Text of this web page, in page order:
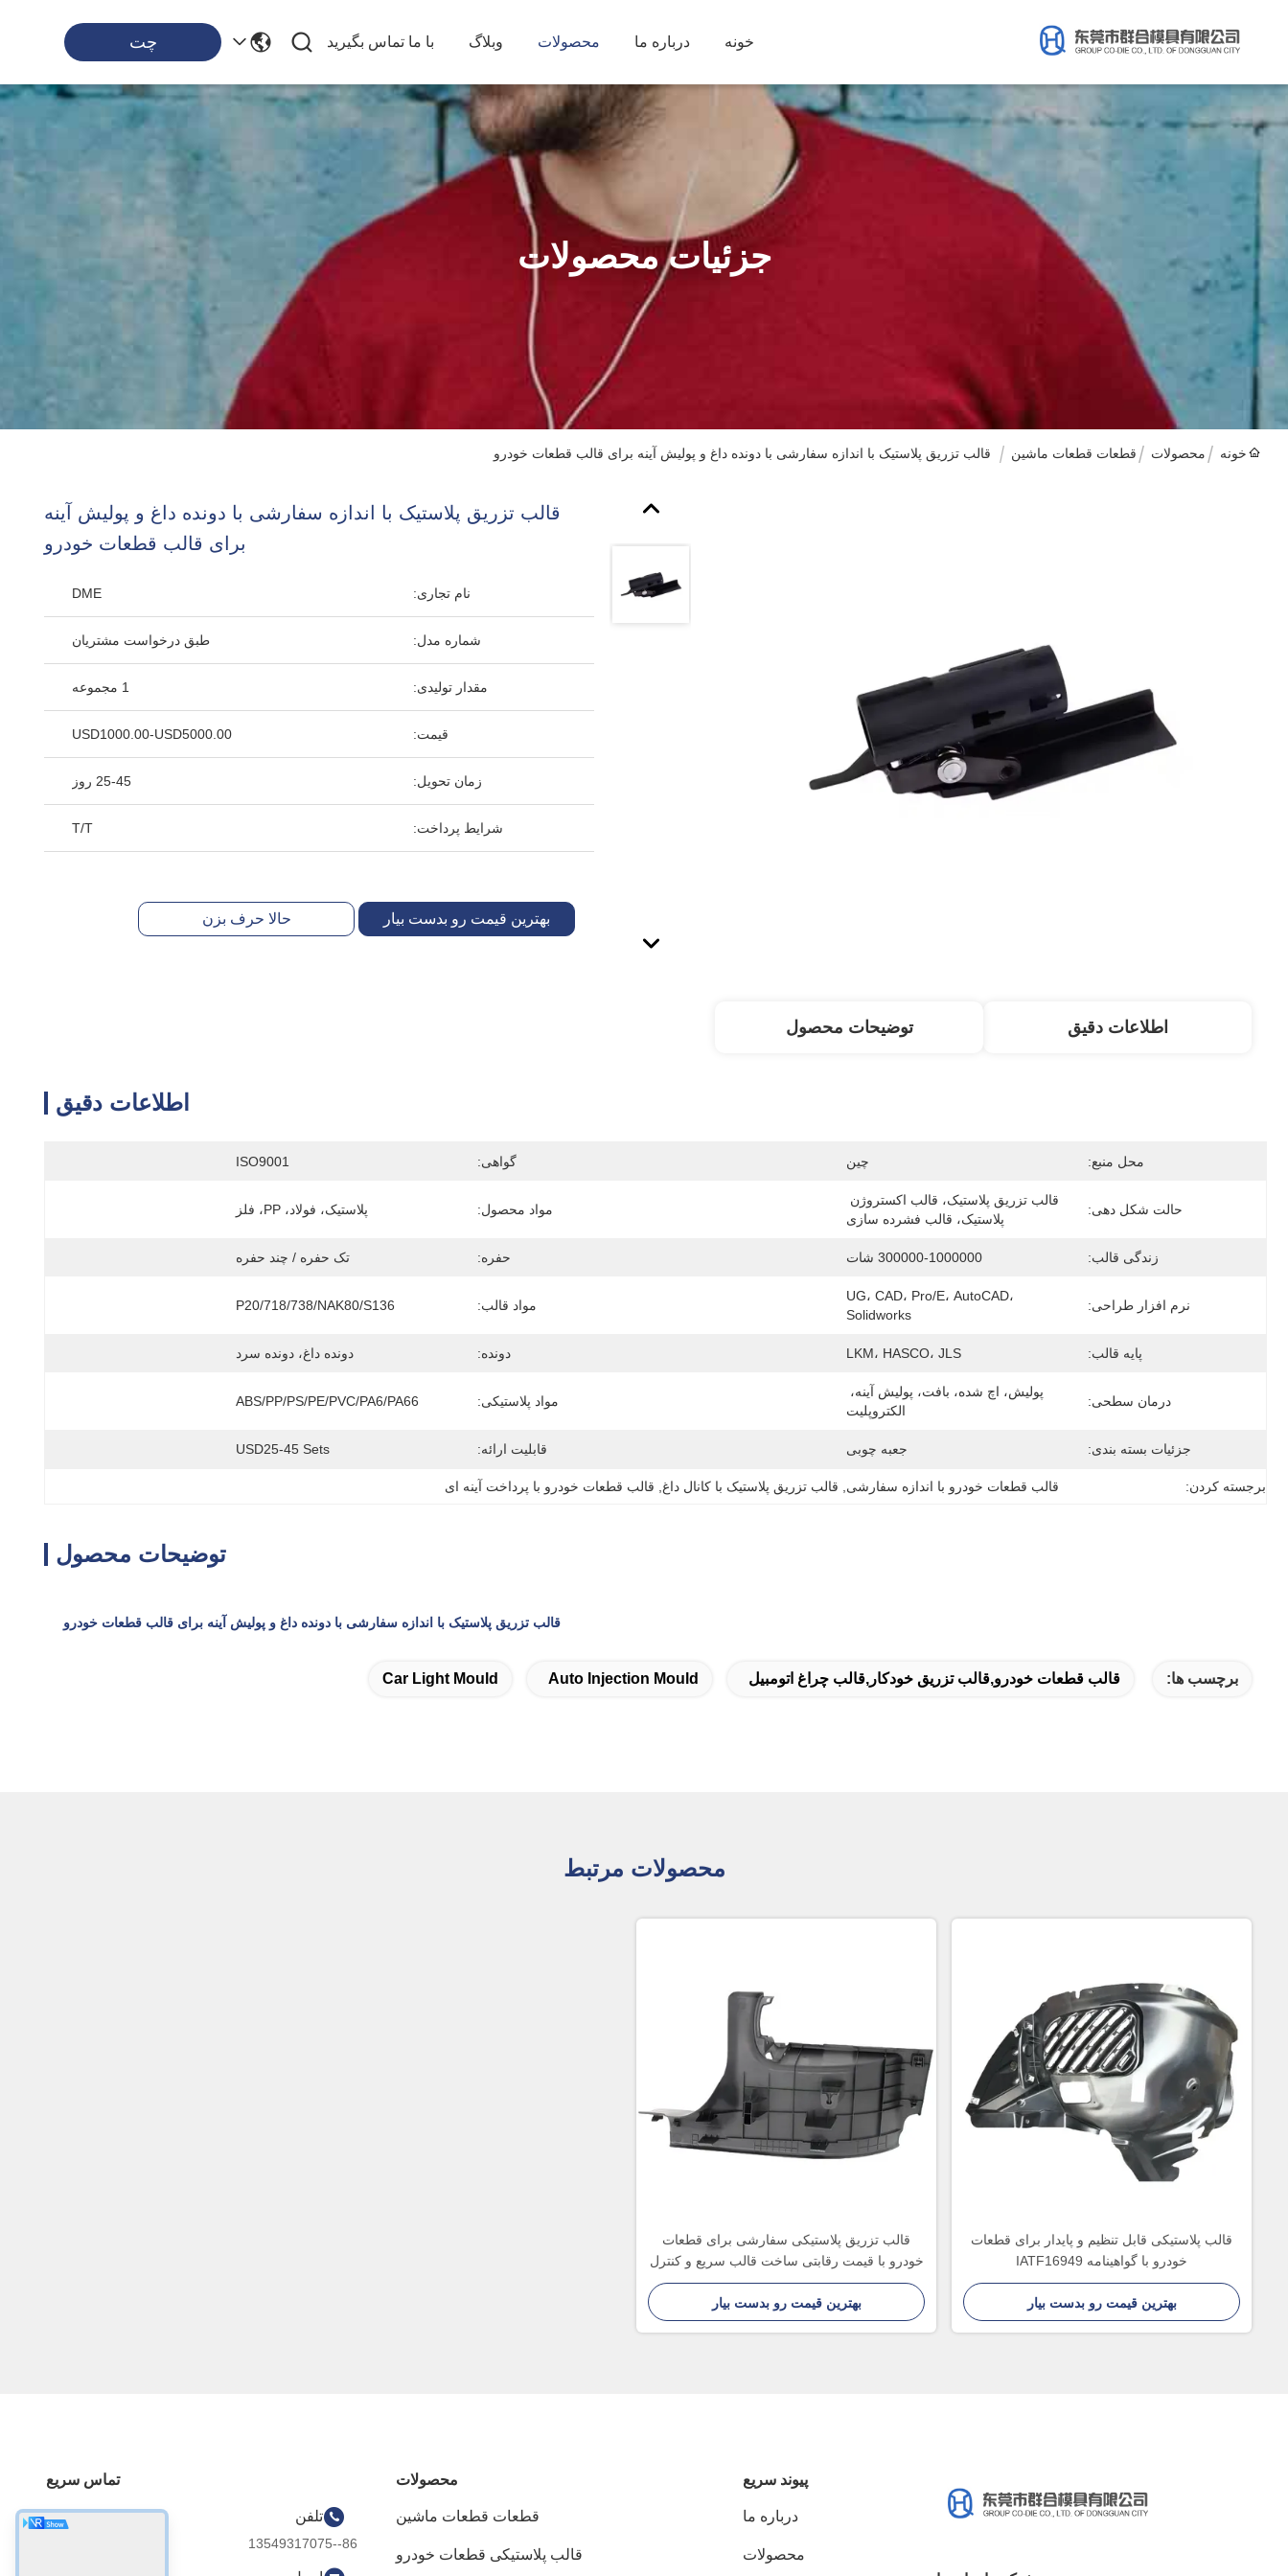
خونه درباره ما محصولات وبلاگ با ما تماس بگیرید چت
جزئیات محصولات
خونه محصولات قطعات قطعات ماشین قالب تزریق پلاستیک با اندازه سفارشی با دونده داغ و پولیش آینه برای قالب قطعات خودرو
قالب تزریق پلاستیک با اندازه سفارشی با دونده داغ و پولیش آینه
برای قالب قطعات خودرو
نام تجاری: DME
شماره مدل: طبق درخواست مشتریان
مقدار تولیدی: 1 مجموعه
قیمت: USD1000.00-USD5000.00
زمان تحویل: 25-45 روز
شرایط پرداخت: T/T
بهترین قیمت رو بدست بیار حالا حرف بزن
اطلاعات دقیق توضیحات محصول
اطلاعات دقیق
محل منبع: چین گواهی: ISO9001
حالت شکل دهی:
پلاستیک، قالب فشرده سازی
مواد محصول: پلاستیک، فولاد، PP، فلز
زندگی قالب: 300000-1000000 شات حفره: تک حفره / چند حفره
نرم افزار طراحی:
UG، CAD، Pro/E، AutoCAD،
Solidworks
مواد قالب: P20/718/738/NAK80/S136
پایه قالب: LKM، HASCO، JLS دونده: دونده داغ، دونده سرد
درمان سطحی:
الکتروپلیت
مواد پلاستیکی: ABS/PP/PS/PE/PVC/PA6/PA66
جزئیات بسته بندی: جعبه چوبی قابلیت ارائه: USD25-45 Sets
برجسته کردن: قالب قطعات خودرو با اندازه سفارشی قالب تزریق پلاستیک با کانال داغ قالب قطعات خودرو با پرداخت آینه ای
توضیحات محصول
قالب تزریق پلاستیک با اندازه سفارشی با دونده داغ و پولیش آینه برای قالب قطعات خودرو
برچسب ها: قالب قطعات خودرو,قالب تزریق خودکار,قالب چراغ اتومبیل Auto Injection Mould
Car Light Mould
محصولات مرتبط
قالب پلاستیکی قابل تنظیم و پایدار برای قطعات
خودرو با گواهینامه IATF16949
بهترین قیمت رو بدست بیار
قالب تزریق پلاستیکی سفارشی برای قطعات
خودرو با قیمت رقابتی ساخت قالب سریع و کنترل
کیفیت سختگیرانه
بهترین قیمت رو بدست بیار
پيوند سريع
درباره ما
محصولات
محصولات
قطعات قطعات ماشین
قالب پلاستیکی قطعات خودرو
تماس سریع
تلفن
86--13549317075